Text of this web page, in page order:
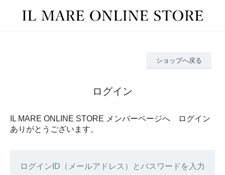
ショップへ戻る
ログイン
IL MARE ONLINE STORE メンバーページへ ログイン
ありがとうございます。
ログインID（メールアドレス）とパスワードを入力